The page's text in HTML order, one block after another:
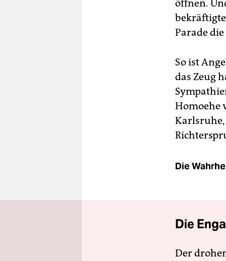
öffnen.
bekräftigte
Parade
So ist
das Zeug
Homoehe
Karlsruhe,
Die
Die
Der